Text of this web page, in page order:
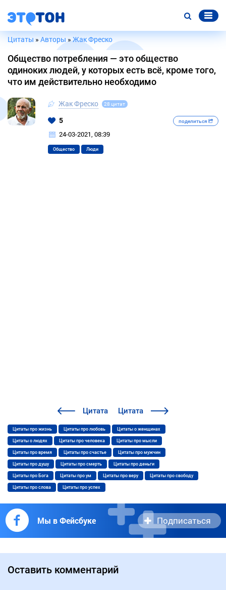
Цитаты » Авторы »Жак Фреско
Общество потребления — это общество
одиноких людей, у которых есть всё, кроме того,
что им действительно необходимо
Жак Фреско 28 цитат
5 поделиться
24-03-2021, 08:39
Общество Люди
Цитата Цитата
Цитаты про жизнь Цитаты про любовь Цитаты о женщинах
Цитаты о людях Цитаты про человека Цитаты про мысли
Цитаты про время Цитаты про счастье Цитаты про мужчин
Цитаты про душу Цитаты про смерть Цитаты про деньги
Цитаты про Бога Цитаты про ум Цитаты про веру Цитаты про свободу
Цитаты про слова Цитаты про успех
Мы в Фейсбуке Подписаться
Оставить комментарий